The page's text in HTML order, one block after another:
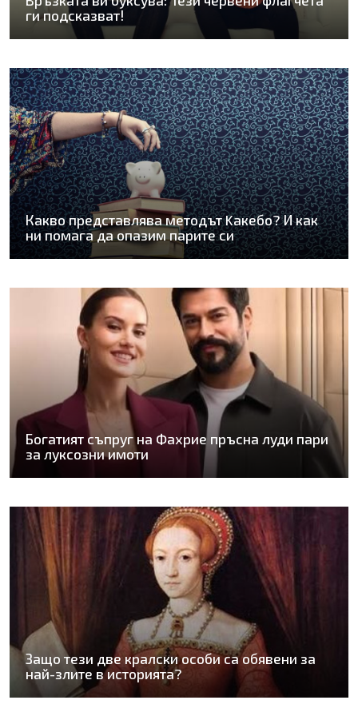
ги подсказват!
Какво представлява методът Kaкебо? И как
ни помага да опазим парите си
Богатият съпруг на Фахрие пръсна луди пари
за луксозни имоти
Защо тези две кралски особи са обявени за
най-злите в историята?